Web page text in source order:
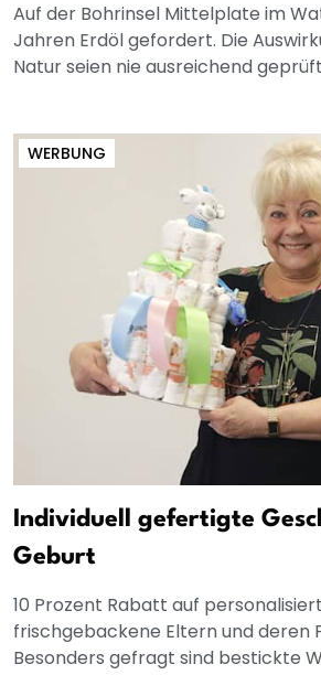
Auf der Bohrinsel Mittelplate im
Jahren Erdöl gefordert. Die
Natur seien nie ausreichend geprüft
WERBUNG
Individuell gefertigte
Geburt
10 Prozent Rabatt auf
frischgebackene Eltern und deren
Besonders gefragt sind bestickte